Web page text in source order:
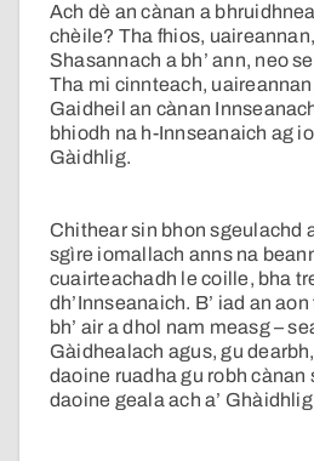
Ach dè an cànan a
chèile? Tha fhios,
Shasannach a bh’ ann, neo
Tha mi cinnteach,
Gaidheil an cànan
bhiodh na h-Innseanaich ag
Gàidhlig.
Chithear sin bhon sgeulachd
sgìre iomallach anns na
cuairteachadh le coille, bha
dh’Innseanaich. B’ iad an
bh’ air a dhol nam measg –
Gàidhealach agus, gu
daoine ruadha gu robh cànan
daoine geala ach a’